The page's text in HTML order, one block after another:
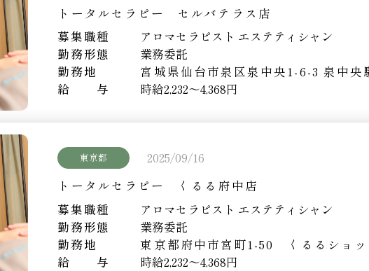
トータルセラピー セルバテラス店
募集職種
アロマセラピスト エステティシャン
勤務形態
業務委託
勤務地
宮城県仙台市泉区泉中央1-6-3 泉中央
給 与
時給2,232～4,368円
東京都
2025/09/16
トータルセラピー くるる府中店
募集職種
アロマセラピスト エステティシャン
勤務形態
業務委託
勤務地
東京都府中市宮町1-50 くるるショ
給 与
時給2,232～4,368円